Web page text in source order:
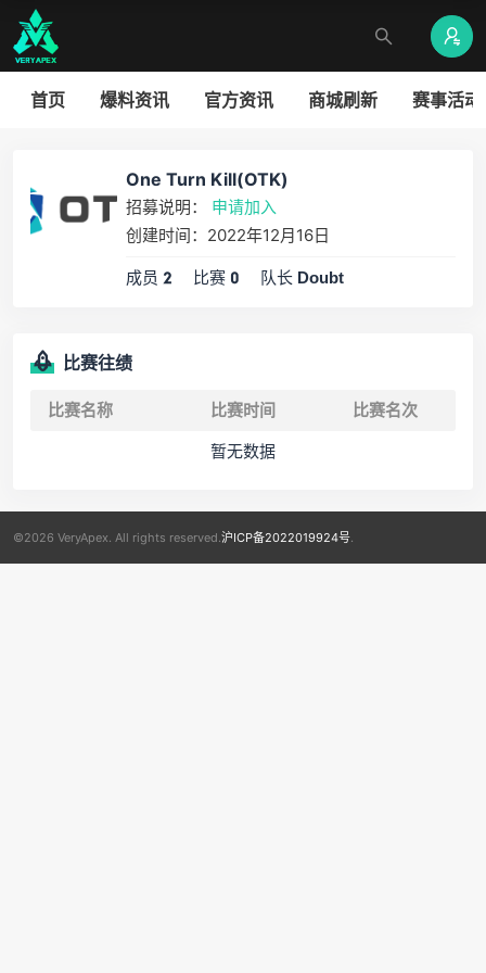
首页 爆料资讯 官方资讯 商城刷新 赛事活动
One Turn Kill(OTK)
招募说明： 申请加入
创建时间：2022年12月16日
成员 2 比赛 0 队长 Doubt
比赛往绩
比赛名称 比赛时间
比赛名次
暂无数据
©2026 VeryApex. All rights reserved. 沪ICP备2022019924号